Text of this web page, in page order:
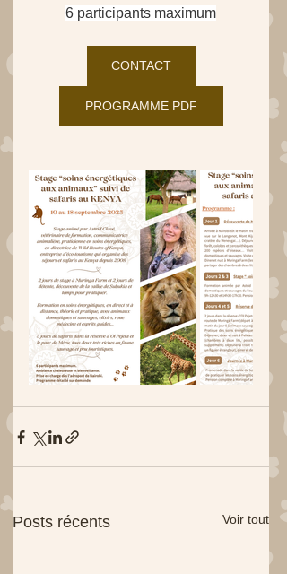
6 participants maximum
CONTACT
PROGRAMME PDF
Posts récents Voir tout